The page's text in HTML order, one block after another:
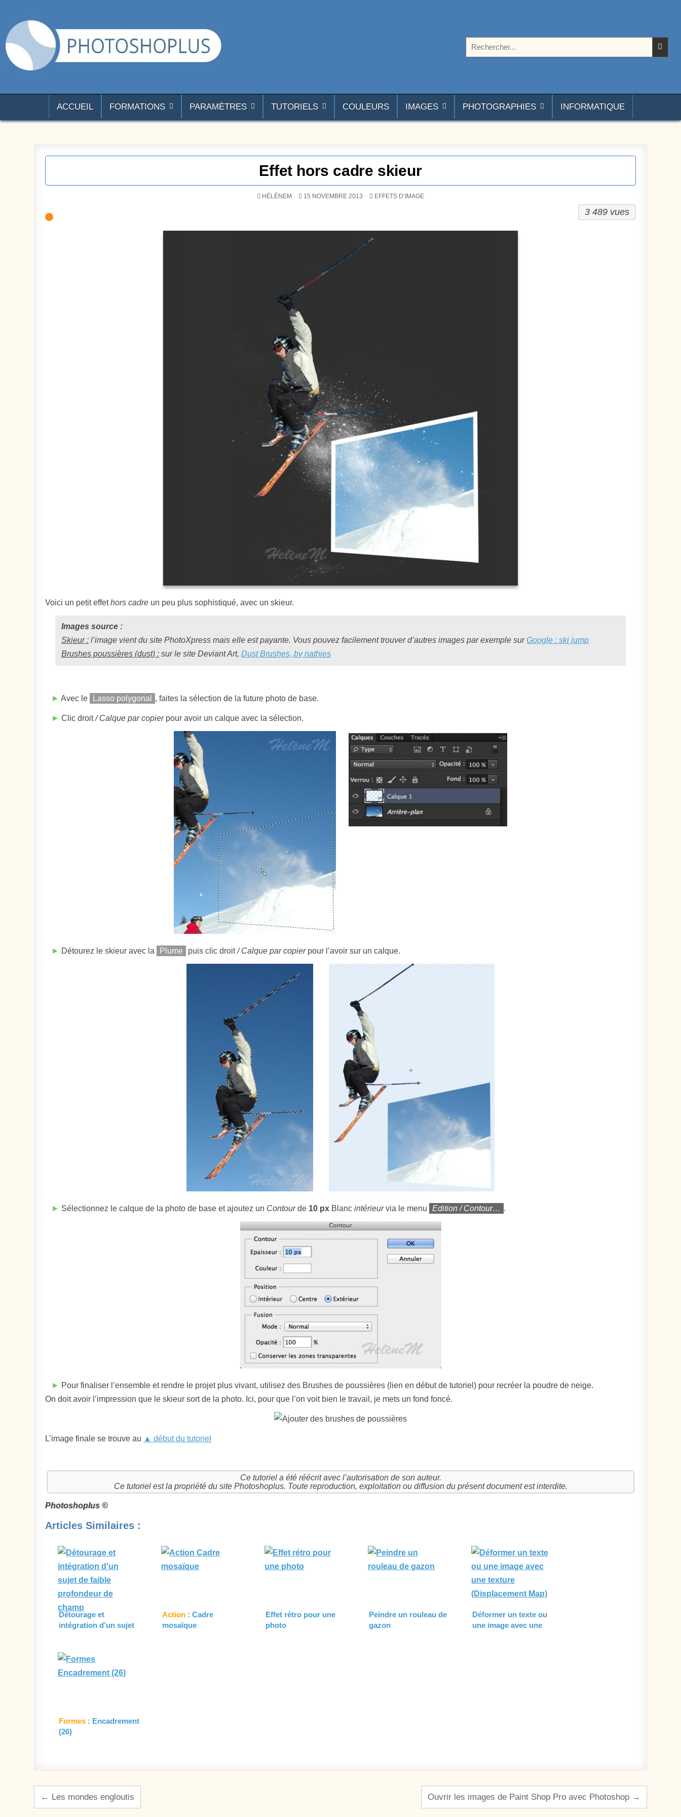
ACCUEIL FORMATIONS PARAMÈTRES TUTORIELS COULEURS IMAGES PHOTOGRAPHIES INFORMATIQUE
Effet hors cadre skieur
HÉLÈNEM 15 NOVEMBRE 2013 POSTÉ DANS
EFFETS D’IMAGE
3 489 vues
Voici un petit effethors cadre un peu plus sophistiqué, avec un skieur.
Images source :
Skieur : l’image vient du site PhotoXpress mais elle est payante. Vous pouvez facilement trouver d’autres images par exemple surGoogle : ski jump
Brushes poussières (dust) : sur le site Deviant Art,Dust Brushes, by nathies
► Avec le Lasso polygonal , faites la sélection de la future photo de base.
► Clic droit/ Calque par copierpour avoir un calque avec la sélection.
► Détourez le skieur avec la Plume puis clic droit/ Calque par copierpour l’avoir sur un calque.
► Sélectionnez le calque de la photo de base et ajoutez un Contourde 10 px Blancintérieurvia le menu Edition / Contour… .
► Pour finaliser l’ensemble et rendre le projet plus vivant, utilisez des Brushes de poussières (lien en début de tutoriel) pour recréer la poudre de neige.
On doit avoir l’impression que le skieur sort de la photo. Ici, pour que l’on voit bien le travail, je mets un fond foncé.
L’image finale se trouve au ▲ début du tutoriel
Ce tutoriel a été réécrit avec l’autorisation de son auteur.
Ce tutoriel est la propriété du site Photoshoplus. Toute reproduction, exploitation ou diffusion du présent document est interdite.
Photoshoplus ©
Articles Similaires :
Détourage et
intégration d’un sujet
Action : Cadre
mosaïque
Effet rétro pour une
photo
Peindre un rouleau de
gazon
Déformer un texte ou
une image avec une
Formes : Encadrement
(26)
Navigation de l’article Ouvrir les images de Paint Shop Pro avec Photoshop →
← Les mondes engloutis